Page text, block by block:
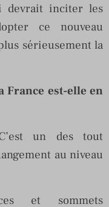
devrait inciter les
ce nouveau
sérieusement la
France est-elle en
un des tout
au niveau
et sommets